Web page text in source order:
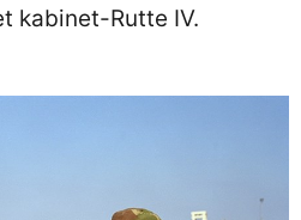
kabinet-Rutte IV.